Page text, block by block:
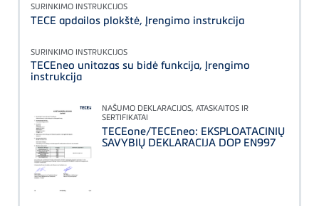
SURINKIMO INSTRUKCIJOS
TECE apdailos plokštė, Įrengimo instrukcija
SURINKIMO INSTRUKCIJOS
TECEneo unitazas su bidė funkcija, Įrengimo
instrukcija
NAŠUMO DEKLARACIJOS, ATASKAITOS IR
SERTIFIKATAI
TECEone/TECEneo: EKSPLOATACINIŲ
SAVYBIŲ DEKLARACIJA DOP EN997